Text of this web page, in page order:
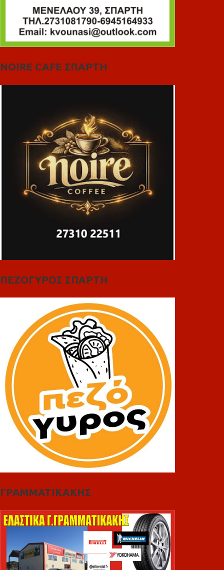
NOIRE CAFE ΣΠΑΡΤΗ
ΠΕΖΟΓΥΡΟΣ ΣΠΑΡΤΗ
ΓΡΑΜΜΑΤΙΚΑΚΗΣ